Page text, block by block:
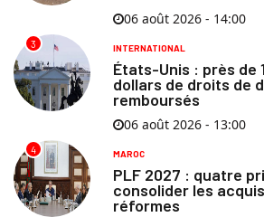
06 août 2026 - 14:00
3 INTERNATIONAL
États-Unis : près de
dollars de droits de
remboursés
06 août 2026 - 13:00
4 MAROC
PLF 2027 : quatre
consolider les
réformes